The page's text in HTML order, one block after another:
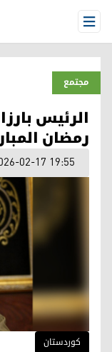
Open Menu
مجتمع
الرئيس
رمضان
02-17 19:55
کوردستان